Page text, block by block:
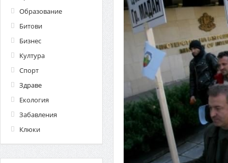
Образование
Битови
Бизнес
Култура
Спорт
Здраве
Екология
Забавления
Клюки